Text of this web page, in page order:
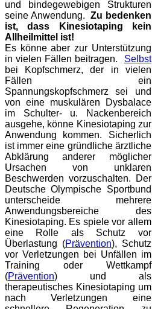
und bindegewebigen Strukturen
seine Anwendung.Zu bedenken
ist, dass Kinesiotaping kein
Allheilmittel ist!
Es könne aber zur Unterstützung
in vielen Fällen beitragen. Selbst
bei Kopfschmerz, der in vielen
Fällen ein
Spannungskopfschmerz sei und
von eine muskulären Dysbalace
im Schulter- u. Nackenbereich
ausgehe, könne Kinesiotaping zur
Anwendung kommen. Sicherlich
ist immer eine gründliche ärztliche
Abklärung anderer möglicher
Ursachen von unklaren
Beschwerden vorzuschalten. Der
Deutsche Olympische Sportbund
unterscheide mehrere
Anwendungsbereiche des
Kinesiotaping. Es spiele vor allem
eine Rolle als Schutz vor
Überlastung (Prävention), Schutz
vor Verletzungen bei Unfällen im
Training oder Wettkampf
(Prävention) und als
therapeutisches Kinesiotaping um
nach Verletzungen eine